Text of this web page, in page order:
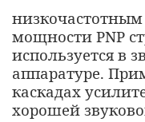
мощности PNP
используется в
аппаратуре.
каскадах
хорошей